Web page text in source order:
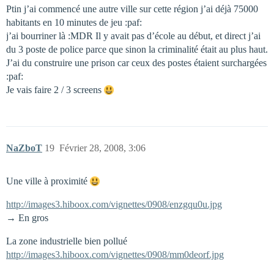
Ptin j’ai commencé une autre ville sur cette région j’ai déjà 75000
habitants en 10 minutes de jeu :paf:
j’ai bourriner là :MDR Il y avait pas d’école au début, et direct j’ai
du 3 poste de police parce que sinon la criminalité était au plus haut.
J’ai du construire une prison car ceux des postes étaient surchargées
:paf:
Je vais faire 2 / 3 screens
NaZboT Février 28, 2008, 3:06
19
Une ville à proximité
http://images3.hiboox.com/vignettes/0908/enzgqu0u.jpg
→ En gros
La zone industrielle bien pollué
http://images3.hiboox.com/vignettes/0908/mm0deorf.jpg